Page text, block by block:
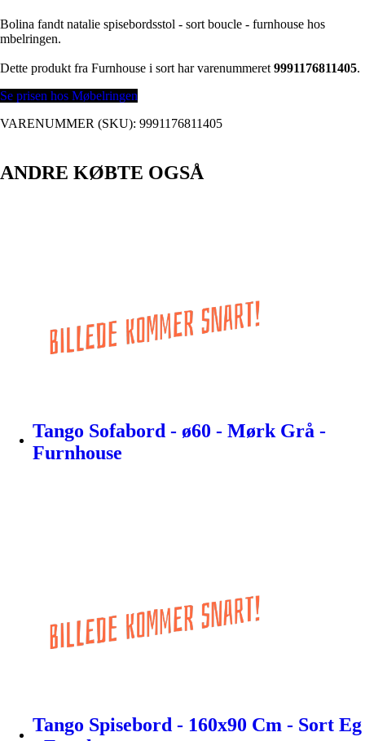
Bolina fandt natalie spisebordsstol - sort boucle - furnhouse hos
mbelringen.
Dette produkt fra Furnhouse i sort har varenummeret 9991176811405.
Se prisen hos Møbelringen
VARENUMMER (SKU): 9991176811405
ANDRE KØBTE OGSÅ
Tango Sofabord - ø60 - Mørk Grå -
Furnhouse
Tango Spisebord - 160x90 Cm - Sort Eg